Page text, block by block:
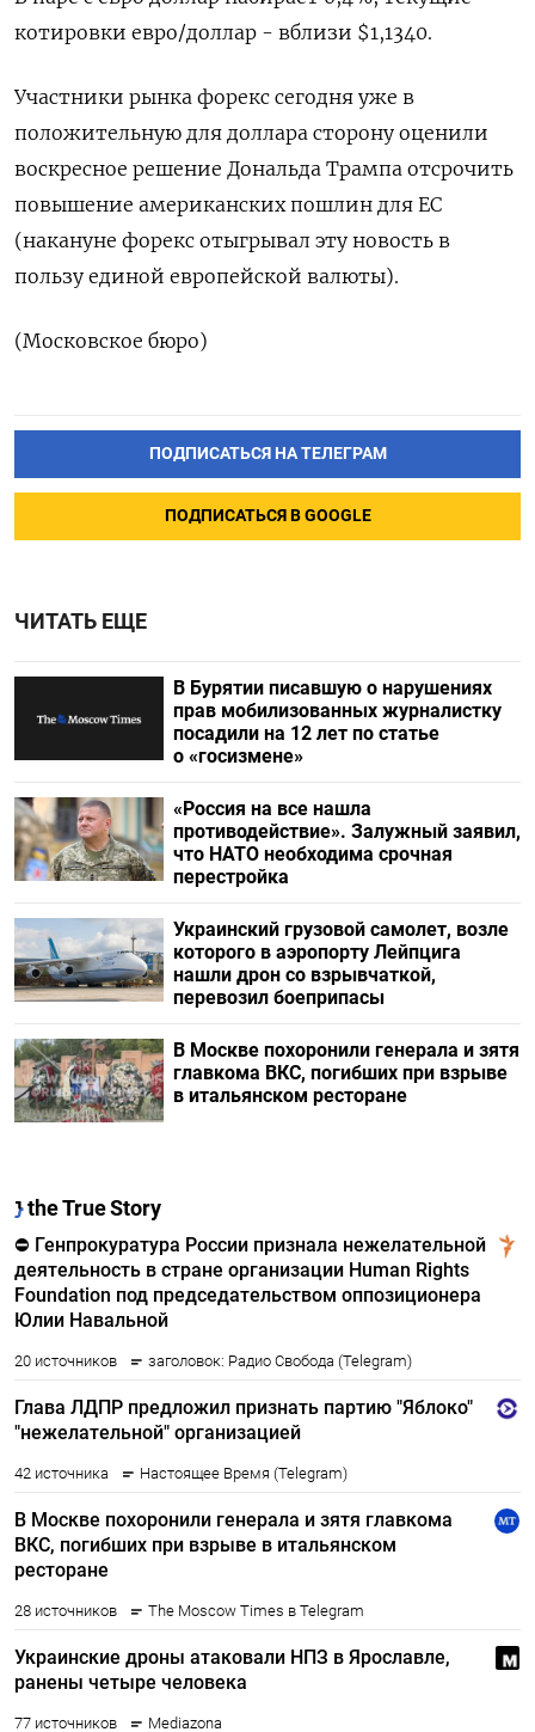
котировки евро/доллар - вблизи $1,1340.
Участники рынка форекс сегодня уже в
положительную для доллара сторону оценили
воскресное решение Дональда Трампа отсрочить
повышение американских пошлин для ЕС
(накануне форекс отыгрывал эту новость в
пользу единой европейской валюты).
(Московское бюро)
ПОДПИСАТЬСЯ НА ТЕЛЕГРАМ
ПОДПИСАТЬСЯ В GOOGLE
ЧИТАТЬ ЕЩЕ
В Бурятии писавшую о нарушениях
прав мобилизованных журналистку
посадили на 12 лет по статье
о «госизмене»
«Россия на все нашла
противодействие». Залужный заявил,
что НАТО необходима срочная
перестройка
Украинский грузовой самолет, возле
которого в аэропорту Лейпцига
нашли дрон со взрывчаткой,
перевозил боеприпасы
В Москве похоронили генерала и зятя
главкома ВКС, погибших при взрыве
в итальянском ресторане